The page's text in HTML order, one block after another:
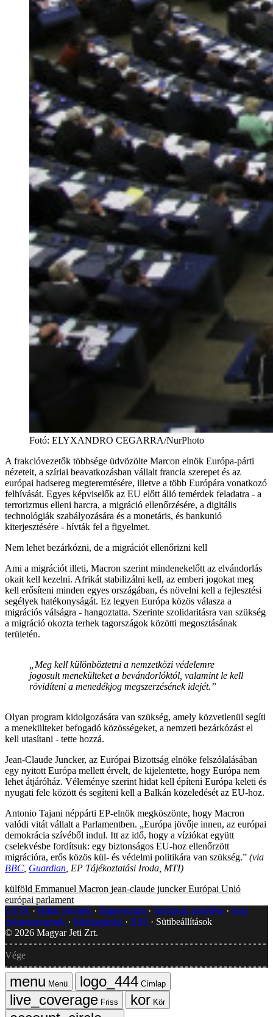
Fotó: ELYXANDRO CEGARRA/NurPhoto
A frakcióvezetők többsége üdvözölte Marcon elnök Európa-párti
nézeteit, a szíriai beavatkozásban vállalt francia szerepet és az
európai hadsereg megteremtésére, illetve a több Európára vonatkozó
felhívását. Egyes képviselők az EU előtt álló temérdek feladatra - a
terrorizmus elleni harcra, a migráció ellenőrzésére, a digitális
technológiák szabályozására és a monetáris, és bankunió
kiterjesztésére - hívták fel a figyelmet.
Nem lehet bezárkózni, de a migrációt ellenőrizni kell
Ami a migrációt illeti, Macron szerint mindenekelőtt az elvándorlás
okait kell kezelni. Afrikát stabilizálni kell, az emberi jogokat meg
kell erősíteni minden egyes országában, és növelni kell a fejlesztési
segélyek hatékonyságát. Ez legyen Európa közös válasza a
migrációs válságra - hangoztatta. Szerinte szolidaritásra van szükség
a migráció okozta terhek tagországok közötti megosztásának
területén.
„Meg kell különböztetni a nemzetközi védelemre
jogosult menekülteket a bevándorlóktól, valamint le kell
rövidíteni a menedékjog megszerzésének idejét.”
Olyan program kidolgozására van szükség, amely közvetlenül segíti
a menekülteket befogadó közösségeket, a nemzeti bezárkózást el
kell utasítani - tette hozzá.
Jean-Claude Juncker, az Európai Bizottság elnöke felszólalásában
egy nyitott Európa mellett érvelt, de kijelentette, hogy Európa nem
lehet átjáróház. Véleménye szerint hidat kell építeni Európa keleti és
nyugati fele között és segíteni kell a Balkán közeledését az EU-hoz.
Antonio Tajani néppárti EP-elnök megköszönte, hogy Macron
valódi vitát vállalt a Parlamentben. „Európa jövője innen, az európai
demokrácia szívéből indul. Itt az idő, hogy a víziókat együtt
cselekvésbe fordítsuk: egy biztonságos EU-hoz ellenőrzött
migrációra, erős közös kül- és védelmi politikára van szükség.” (via
BBC Guardian , EP Tájékoztatási Iroda, MTI)
külföld Emmanuel Macron jean-claude juncker Európai Unió
európai parlament
GYIK
Hibát jelentek Impresszum Javítások kezelése
Jogi
dokumentumok
Médiaajánlat RSS
Sütibeállítások
© 2026 Magyar Jeti Zrt.
Vége
Menü
Címlap
Friss
Kör